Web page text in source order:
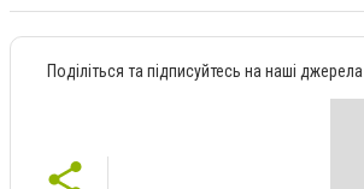
Поділіться та підписуйтесь на наші джерела